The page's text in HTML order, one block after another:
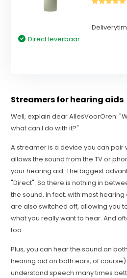
Direct leverbaar
Streamers for hearing aids
Well, explain dear AllesVoorOren:
what can I do with it?"
A streamer is a device you can pair
allows the sound from the TV or
your hearing aid. The biggest
"Direct". So there is nothing in
the sound. In fact, with most
are also switched off, allowing you
what you really want to hear. And
too.
Plus, you can hear the sound on
hearing aid on both ears, of
understand speech many times